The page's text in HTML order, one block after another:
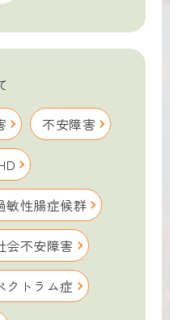
不安障害
敏性腸症候群
会不安障害
クトラム症